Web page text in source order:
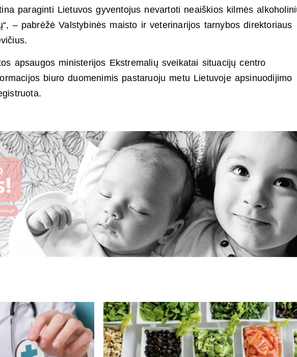
paraginti Lietuvos gyventojus nevartoti neaiškios kilmės
– pabrėžė Valstybinės maisto ir veterinarijos tarnybos direktoriaus
apsaugos ministerijos Ekstremalių sveikatai situacijų centro
biuro duomenimis pastaruoju metu Lietuvoje apsinuodijimo